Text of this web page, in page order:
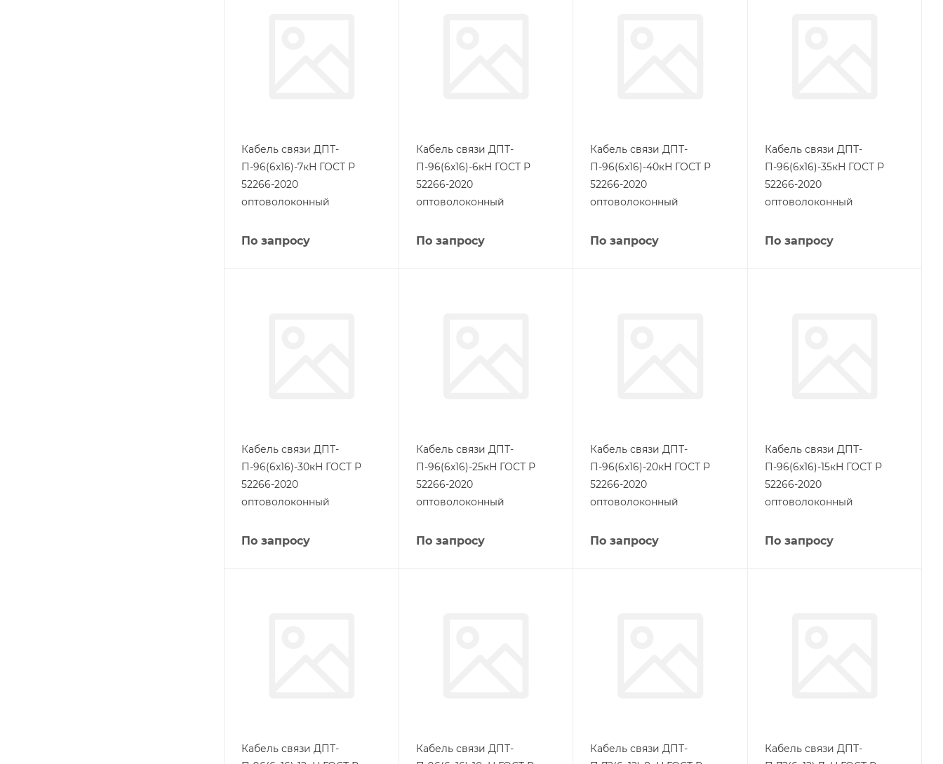
Кабель связи ДПТ-
П-96(6х16)-7кН ГОСТ Р
52266-2020
оптоволоконный
По запросу
Кабель связи ДПТ-
П-96(6х16)-6кН ГОСТ Р
52266-2020
оптоволоконный
По запросу
Кабель связи ДПТ-
П-96(6х16)-40кН ГОСТ Р
52266-2020
оптоволоконный
По запросу
Кабель связи ДПТ-
П-96(6х16)-35кН ГОСТ Р
52266-2020
оптоволоконный
По запросу
Кабель связи ДПТ-
П-96(6х16)-30кН ГОСТ Р
52266-2020
оптоволоконный
По запросу
Кабель связи ДПТ-
П-96(6х16)-25кН ГОСТ Р
52266-2020
оптоволоконный
По запросу
Кабель связи ДПТ-
П-96(6х16)-20кН ГОСТ Р
52266-2020
оптоволоконный
По запросу
Кабель связи ДПТ-
П-96(6х16)-15кН ГОСТ Р
52266-2020
оптоволоконный
По запросу
Кабель связи ДПТ-
Кабель связи ДПТ-
Кабель связи ДПТ-
Кабель связи ДПТ-